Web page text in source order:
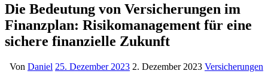
Die Bedeutung von Versicherungen im
Finanzplan: Risikomanagement für eine
sichere finanzielle Zukunft
Von Daniel 25. Dezember 2023 2. Dezember 2023 Versicherungen